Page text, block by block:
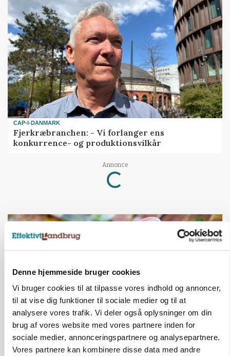
Denne hjemmeside bruger cookies
Vi bruger cookies til at tilpasse vores indhold og annoncer,
til at vise dig funktioner til sociale medier og til at
analysere vores trafik. Vi deler også oplysninger om din
brug af vores website med vores partnere inden for
sociale medier, annonceringspartnere og analysepartnere.
Vores partnere kan kombinere disse data med andre
CAP-I-DANMARK
Fjerkræbranchen: - Vi forlanger ens
konkurrence- og produktionsvilkår
Annonce
Loading...
MARKEDSFOKUS
Prisgab på 20 kroner pr. kg vokser: Polsk kylling